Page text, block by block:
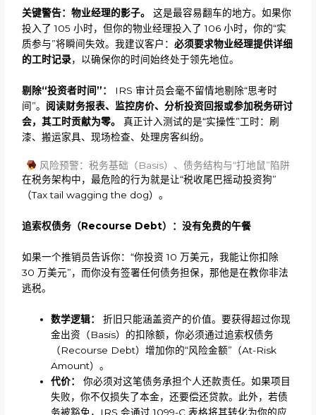
关键警告：物业经理的影子。
这是最容易翻车的地方。如果你
投入了 105 小时，但你的物业经理投入了 106 小时，你的“实
质参与”将瞬间失效。我建议客户：必须要求物业经理提供详细
的工时记录，以确保你的时间始终处于领先地位。
剔除“投资者时间”：
IRS 审计员会毫不留情地剔除“思考时
间”。 阅读财务报表、监控房价、分析投资回报或参加税务研讨
会，其工时贡献为零。
真正计入测试的是“实操性”工时：刷
漆、搬运家具、现场检查、处理房客纠纷。
风险预警：税务基础（Basis）、债务结构与“打地鼠”陷阱
在税务架构中，最危险的行为就是让“税收尾巴摇动投资狗”
（Tax tail wagging the dog）。
追索权债务（Recourse Debt）：没有免费的午餐
如果一个推销员告诉你：“你投资 10 万美元，我能让你扣除
30 万美元”，而你没有签署任何债务担保，那他是在教你非法
逃税。
数学逻辑：
折旧只能涵盖资产的价值。要获得超过你现
金出资（Basis）的扣除额，你必须通过追索权债务
（Recourse Debt）增加你的“风险金额”（At-Risk
Amount）。
代价：
你必须对这笔债务承担个人还款责任。如果项目
失败，你不仅损失了本金，还要偿还贷款。此外，若债
务被豁免，IRS 会通过 1099-C 表格将其转化为你的应